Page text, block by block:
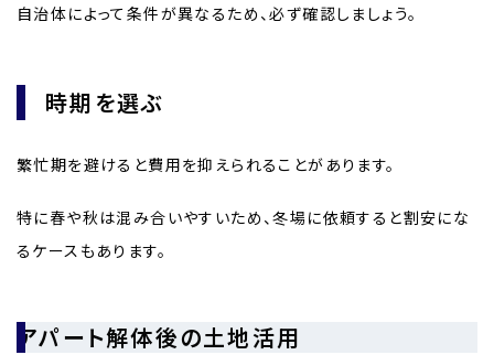
自治体によって条件が異なるため、必ず確認しましょう。
時期を選ぶ
繁忙期を避けると費用を抑えられることがあります。
特に春や秋は混み合いやすいため、冬場に依頼すると割安にな
るケースもあります。
アパート解体後の土地活用